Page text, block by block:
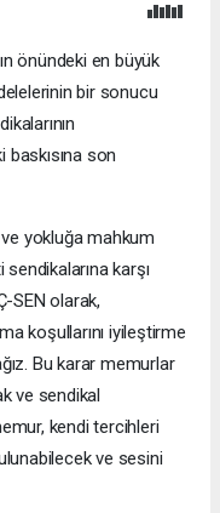
önündeki en büyük
bir sonucu
son
yokluğa mahkum
karşı
SEN olarak,
koşullarını iyileştirme
Bu karar memurlar
ve sendikal
kendi tercihleri
ve sesini